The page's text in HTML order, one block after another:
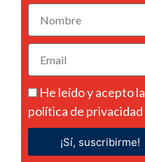
He leído y acepto la
política de privacidad
¡Sí, suscribirme!